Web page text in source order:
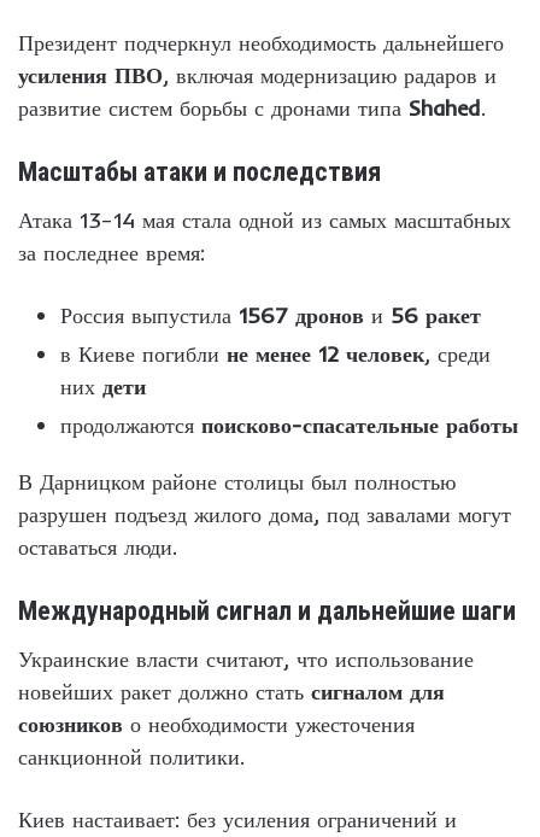
Президент подчеркнул необходимость дальнейшего
усиления ПВО, включая модернизацию радаров и
развитие систем борьбы с дронами типа Shahed.
Масштабы атаки и последствия
Атака 13–14 мая стала одной из самых масштабных
за последнее время:
Россия выпустила 1567 дронов и 56 ракет
в Киеве погибли не менее 12 человек, среди
них дети
продолжаются поисково-спасательные работы
В Дарницком районе столицы был полностью
разрушен подъезд жилого дома, под завалами могут
оставаться люди.
Международный сигнал и дальнейшие шаги
Украинские власти считают, что использование
новейших ракет должно стать сигналом для
союзников о необходимости ужесточения
санкционной политики.
Киев настаивает: без усиления ограничений и